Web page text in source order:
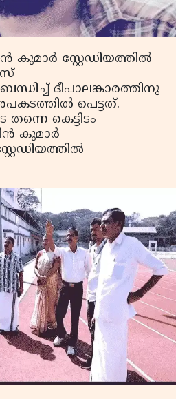
കുമാര്‍ സ്റ്റേഡിയത്തില്‍
സ്
ദീപാലങ്കാരത്തിനു
പെട്ടത്.
കെട്ടിടം
കുമാര്‍